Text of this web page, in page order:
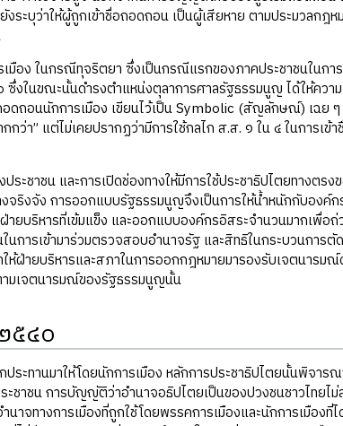
งระบุว่าให้ผู้ถูกเข้าชื่อถอดถอน เป็นผู้เสียหาย ตามประมวลกฎ
มือง ในกรณีทุจริตยา ซึ่งเป็นกรณีแรกของภาคประชาชนในกา
งในขณะนั้นดำรงตำแหน่งตุลาการศาลรัฐธรรมนูญ ได้ให้คว
ดถอนนักการเมือง เขียนไว้เป็น Symbolic (สัญลักษณ์) เฉย ๆ
กว่า” แต่ไม่เคยปรากฏว่ามีการใช้กลไก ส.ส. ๑ ใน ๔ ในการเ
ชาชน และการเปิดช่องทางให้มีการใช้ประชาธิปไตยทางตรง
ริงจัง การออกแบบรัฐธรรมนูญจึงเป็นการให้น้ำหนักกับองค์
ยบริหารที่เข้มแข็ง และออกแบบองค์กรอิสระจำนวนมากเพื่อ
นการเข้ามาร่วมตรวจสอบอำนาจรัฐ และสิทธิในกระบวนการ
ห้ฝ่ายบริหารและสภาในการออกกฎหมายมารองรับเจตนารมณ์
ามเจตนารมณ์ของรัฐธรรมนูญนั้น
๕๔๐
ระทานมาให้โดยนักการเมือง หลักการประชาธิปไตยนั้นพิจาร
ะชาชน การบัญญัติว่าอำนาจอธิปไตยเป็นของปวงชนชาวไทยไ
จทางการเมืองที่ถูกใช้โดยพรรคการเมืองและนักการเมือง